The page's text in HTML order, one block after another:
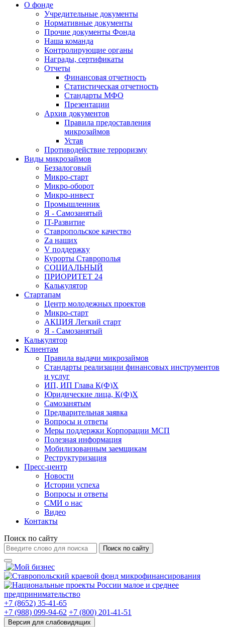
О фонде
Учредительные документы
Нормативные документы
Прочие документы Фонда
Наша команда
Контролирующие органы
Награды, сертификаты
Отчеты
Финансовая отчетность
Статистическая отчетность
Стандарты МФО
Презентации
Архив документов
Правила предоставления
микрозаймов
Устав
Противодействие терроризму
Виды микрозаймов
Беззалоговый
Микро-старт
Микро-оборот
Микро-инвест
Промышленник
Я - Самозанятый
IT-Развитие
Ставропольское качество
Za наших
V поддержку
Курорты Ставрополья
СОЦИАЛЬНЫЙ
ПРИОРИТЕТ 24
Калькулятор
Стартапам
Центр молодежных проектов
Микро-старт
АКЦИЯ Легкий старт
Я - Самозанятый
Калькулятор
Клиентам
Правила выдачи микрозаймов
Стандарты реализации финансовых инструментов
и услуг
ИП, ИП Глава К(Ф)Х
Юридические лица, К(Ф)Х
Самозанятым
Предварительная заявка
Вопросы и ответы
Меры поддержки Корпорации МСП
Полезная информация
Мобилизованным заемщикам
Реструктуризация
Пресс-центр
Новости
Истории успеха
Вопросы и ответы
СМИ о нас
Видео
Контакты
Поиск по сайту
Поиск по сайту
+7 (8652) 35-41-65
+7 (988) 099-94-62 +7 (800) 201-41-51